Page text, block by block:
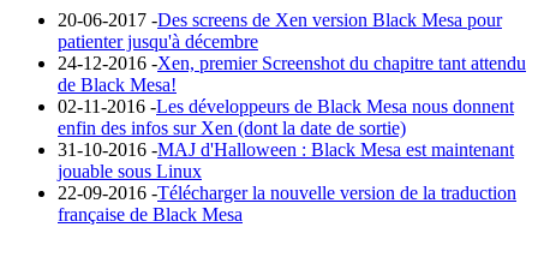
20-06-2017 -Des screens de Xen version Black Mesa pour
patienter jusqu'à décembre
24-12-2016 -Xen, premier Screenshot du chapitre tant attendu
de Black Mesa!
02-11-2016 -Les développeurs de Black Mesa nous donnent
enfin des infos sur Xen (dont la date de sortie)
31-10-2016 -MAJ d'Halloween : Black Mesa est maintenant
jouable sous Linux
22-09-2016 -Télécharger la nouvelle version de la traduction
française de Black Mesa